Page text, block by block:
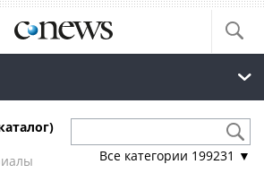
Все категории 199231 ▼